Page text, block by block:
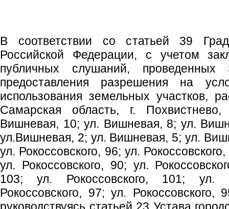
В соответствии со статьей 39
Российской Федерации, с учетом
публичных слушаний, проведенных
предоставления разрешения на
использования земельных участков,
Самарская область, г.
Вишневая, 10; ул. Вишневая, 8; ул.
ул.Вишневая, 2; ул. Вишневая, 5; ул.
ул. Рокоссовского, 96; ул.
ул. Рокоссовского, 90; ул.
103; ул. Рокоссовского, 101; ул.
Рокоссовского, 97; ул. Рокоссовского,